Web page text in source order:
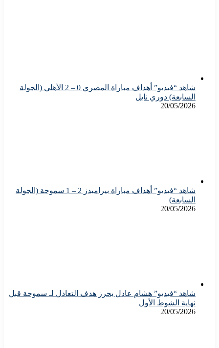
شاهد “فيديو” أهداف مباراة المصري 0 – 2 الأهلي (الجولة
السابعة) دوري نايل
20/05/2026
شاهد “فيديو” أهداف مباراة بيراميدز 2 – 1 سموحة (الجولة
السابعة)
20/05/2026
شاهد “فيديو” هشام عادل يحرز هدف التعادل لـ سموحة قبل
نهاية الشوط الأول
20/05/2026